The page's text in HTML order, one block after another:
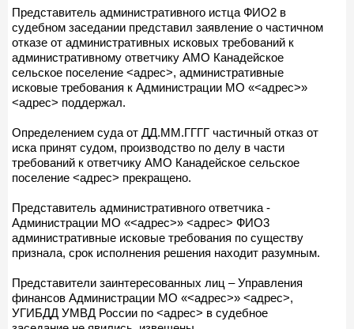
Представитель административного истца ФИО2 в
судебном заседании представил заявление о частичном
отказе от административных исковых требований к
административному ответчику АМО Канадейское
сельское поселение <адрес>, административные
исковые требования к Администрации МО «<адрес>»
<адрес> поддержал.
Определением суда от ДД.ММ.ГГГГ частичный отказ от
иска принят судом, производство по делу в части
требований к ответчику АМО Канадейское сельское
поселение <адрес> прекращено.
Представитель административного ответчика -
Администрации МО «<адрес>» <адрес> ФИО3
административные исковые требования по существу
признала, срок исполнения решения находит разумным.
Представители заинтересованных лиц – Управления
финансов Администрации МО «<адрес>» <адрес>,
УГИБДД УМВД России по <адрес> в судебное